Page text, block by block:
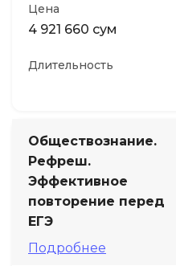
Цена
4 921 660 сум
Длительность
Обществознание.
Рефреш.
Эффективное
повторение перед
ЕГЭ
Подробнее